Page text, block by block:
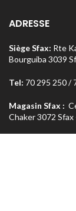
ADRESSE
Siège Sfax: Rte
Bourguiba 3039
Tel: 70 295 250 /
Magasin Sfax :
Chaker 3072 Sfax